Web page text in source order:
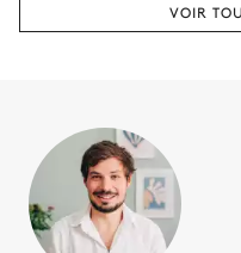
Salle de bain
Douche
Vasque simple
VOIR